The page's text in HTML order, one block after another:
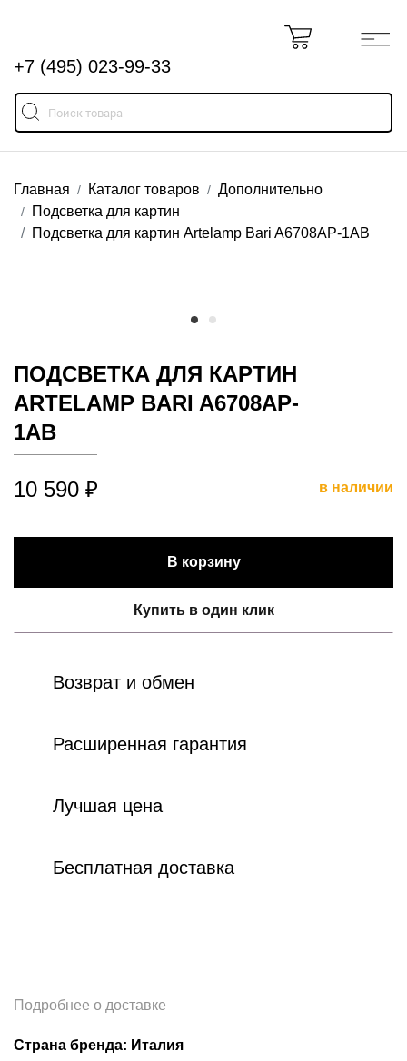
+7 (495) 023-99-33
Главная Каталог товаров
Дополнительно
Подсветка для картин
Подсветка для картин Artelamp Bari A6708AP-1AB
ПОДСВЕТКА ДЛЯ КАРТИН
ARTELAMP BARI A6708AP-
1AB
10 590 ₽ в наличии
В корзину
Купить в один клик
Возврат и обмен
Расширенная гарантия
Лучшая цена
Бесплатная доставка
Подробнее о доставке
Страна бренда: Италия